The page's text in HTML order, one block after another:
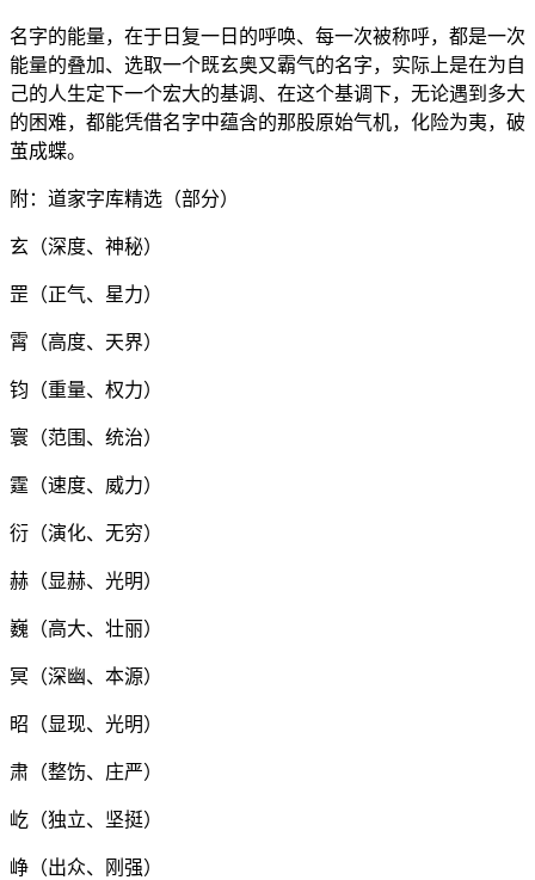
名字的能量，在于日复一日的呼唤、每一次被称呼，都是一次
能量的叠加、选取一个既玄奥又霸气的名字，实际上是在为自
己的人生定下一个宏大的基调、在这个基调下，无论遇到多大
的困难，都能凭借名字中蕴含的那股原始气机，化险为夷，破
茧成蝶。
附：道家字库精选（部分）
玄（深度、神秘）
罡（正气、星力）
霄（高度、天界）
钧（重量、权力）
寰（范围、统治）
霆（速度、威力）
衍（演化、无穷）
赫（显赫、光明）
巍（高大、壮丽）
冥（深幽、本源）
昭（显现、光明）
肃（整饬、庄严）
屹（独立、坚挺）
峥（出众、刚强）